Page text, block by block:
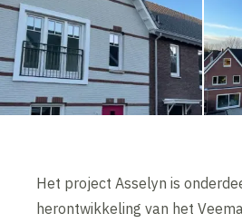
Het project Asselyn is
herontwikkeling van het